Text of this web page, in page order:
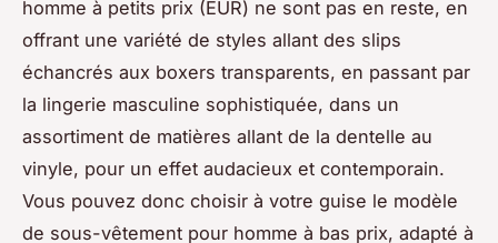
homme à petits prix (EUR) ne sont pas en reste, en
offrant une variété de styles allant des slips
échancrés aux boxers transparents, en passant par
la lingerie masculine sophistiquée, dans un
assortiment de matières allant de la dentelle au
vinyle, pour un effet audacieux et contemporain.
Vous pouvez donc choisir à votre guise le modèle
de sous-vêtement pour homme à bas prix, adapté à